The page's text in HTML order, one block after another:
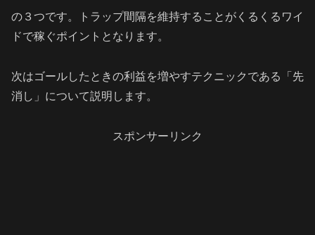
の３つです。トラップ間隔を維持することがくるくるワイ
ドで稼ぐポイントとなります。
次はゴールしたときの利益を増やすテクニックである「先
消し」について説明します。
スポンサーリンク